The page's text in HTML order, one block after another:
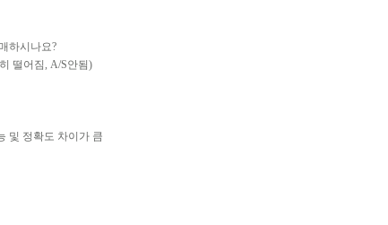
하시나요?
떨어짐, A/S안됨)
및 정확도 차이가 큼